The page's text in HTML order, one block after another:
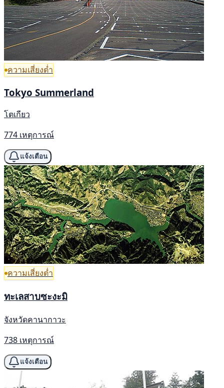
ความเสี่ยงต่ำ
Tokyo Summerland
โตเกียว
774 เหตุการณ์
แจ้งเตือน
ความเสี่ยงต่ำ
ทะเลสาบซะงะมิ
จังหวัดคานากาวะ
738 เหตุการณ์
แจ้งเตือน